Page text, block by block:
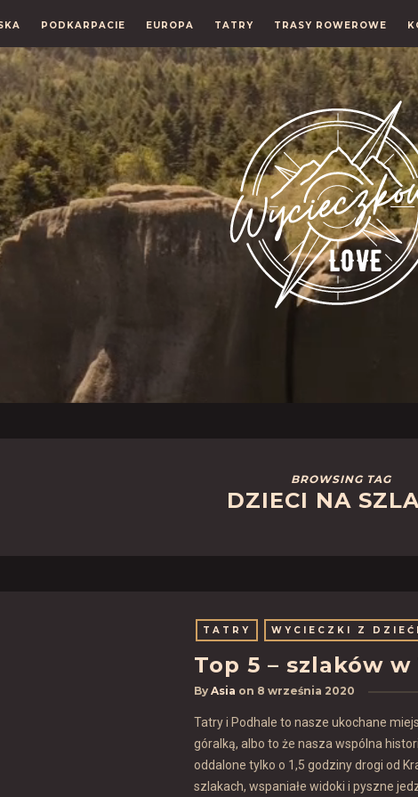
PODKARPACIE EUROPA TATRY TRASY ROWEROWE
BROWSING TAG
DZIECI NA
TATRY WYCIECZKI Z
Top 5 – szlaków
By Asia on 8 września 2020
Tatry i Podhale to nasze ukochane
góralką, albo to że nasza wspólna
oddalone tylko o 1,5 godziny drogi od
szlakach, wspaniałe widoki i pyszne